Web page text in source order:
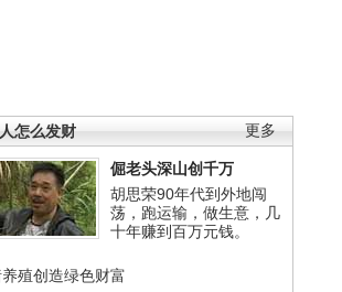
更多
怎么发财
倔老头深山创千万
胡思荣90年代到外地闯
荡，跑运输，做生意，几
十年赚到百万元钱。
殖创造绿色财富